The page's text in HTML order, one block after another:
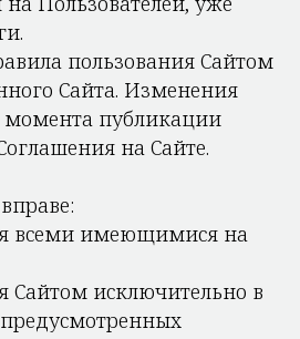
пользования Сайтом
Сайта. Изменения
момента публикации
на Сайте.
всеми имеющимися на
Сайтом исключительно в